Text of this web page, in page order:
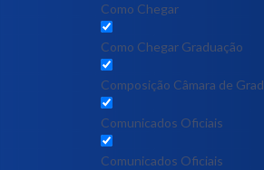
Como Chegar
Como Chegar Graduação
Composição Câmara de
Comunicados Oficiais
Comunicados Oficiais